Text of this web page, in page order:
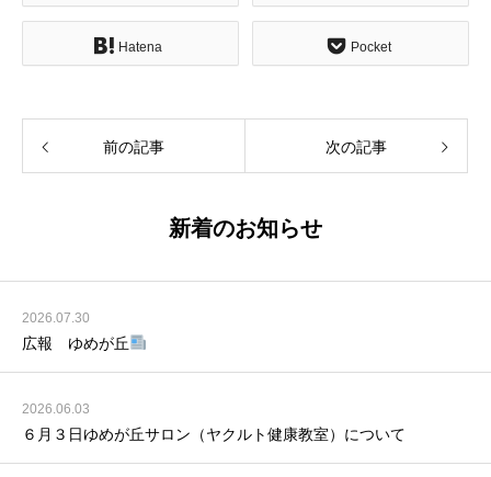
Hatena Pocket
前の記事 次の記事
新着のお知らせ
2026.07.30
広報 ゆめが丘
2026.06.03
６月３日ゆめが丘サロン（ヤクルト健康教室）について